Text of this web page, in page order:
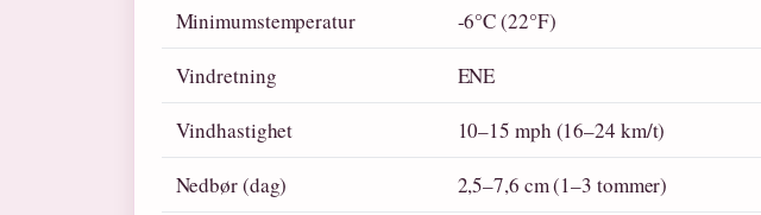
Minimumstemperatur
-6°C (22°F)
Vindretning
ENE
Vindhastighet
10–15 mph (16–24 km/t)
Nedbør (dag)
2,5–7,6 cm (1–3 tommer)